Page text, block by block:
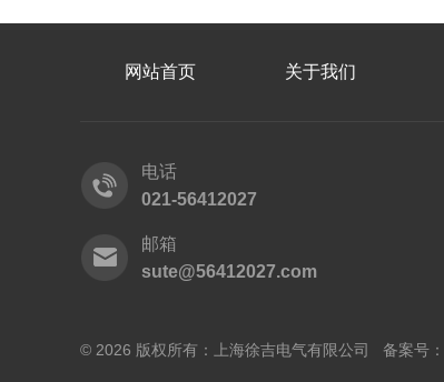
网站首页 关于我们
电话
021-56412027
邮箱
sute@56412027.com
© 2026 版权所有：上海徐吉电气有限公司 备案号：